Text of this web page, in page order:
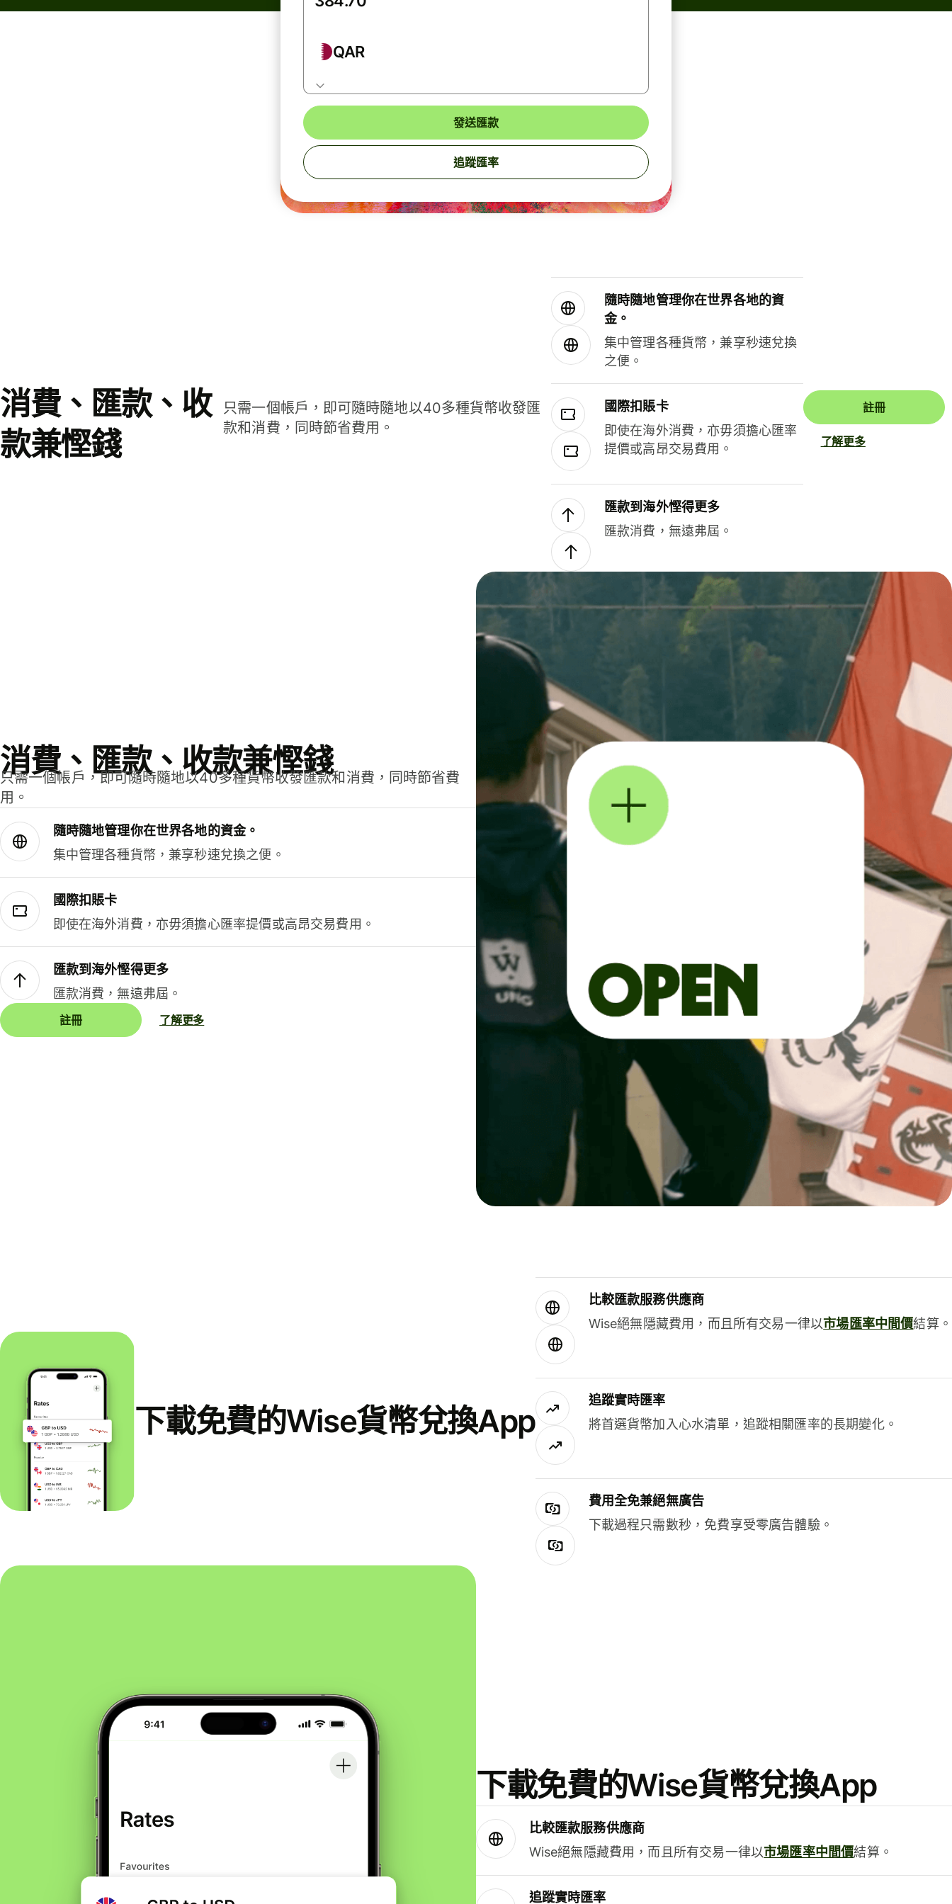
QAR
發送匯款
追蹤匯率
消費、匯款、收
款兼慳錢
只需一個帳戶，即可隨時隨地以40多種貨幣收發匯
款和消費，同時節省費用。
隨時隨地管理你在世界各地的資
金。
集中管理各種貨幣，兼享秒速兌換
之便。
國際扣賬卡
即使在海外消費，亦毋須擔心匯率
提價或高昂交易費用。
匯款到海外慳得更多
匯款消費，無遠弗屆。
註冊
了解更多
消費、匯款、收款兼慳錢
只需一個帳戶，即可隨時隨地以40多種貨幣收發匯款和消費，同時節省費
用。
隨時隨地管理你在世界各地的資金。
集中管理各種貨幣，兼享秒速兌換之便。
國際扣賬卡
即使在海外消費，亦毋須擔心匯率提價或高昂交易費用。
匯款到海外慳得更多
匯款消費，無遠弗屆。
註冊 了解更多
下載免費的Wise貨幣兌換App
比較匯款服務供應商
Wise絕無隱藏費用，而且所有交易一律以市場匯率中間價結算。
追蹤實時匯率
將首選貨幣加入心水清單，追蹤相關匯率的長期變化。
費用全免兼絕無廣告
下載過程只需數秒，免費享受零廣告體驗。
下載免費的Wise貨幣兌換App
比較匯款服務供應商
Wise絕無隱藏費用，而且所有交易一律以市場匯率中間價結算。
追蹤實時匯率